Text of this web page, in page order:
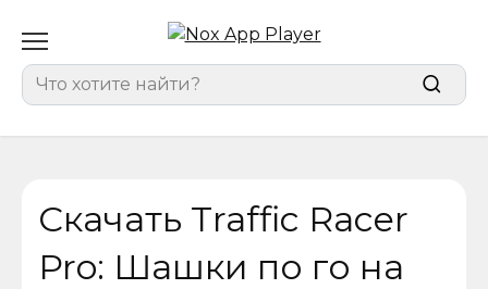
содержанию
for:
Скачать Traffic Racer
Pro: Шашки по го на